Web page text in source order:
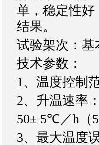
单，稳定性好
结果。
试验架次：基
技术参数：
1、温度控制
2、升温速率
50± 5℃／h（
3、最大温度